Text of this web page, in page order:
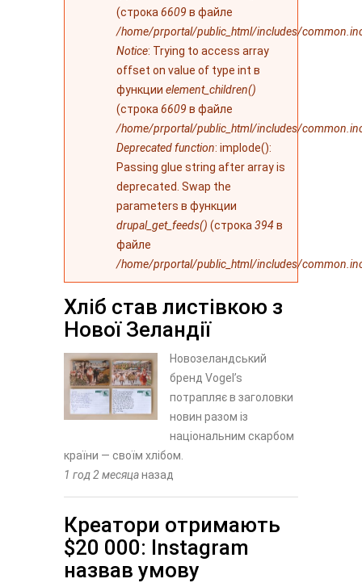
(строка 6609 в файле
/home/prportal/public_html/includes/
Notice: Trying to access array
offset on value of type int в
функции element_children()
(строка 6609 в файле
/home/prportal/public_html/includes/
Deprecated function: implode():
Passing glue string after array is
deprecated. Swap the
parameters в функции
drupal_get_feeds() (строка 394в
файле
/home/prportal/public_html/includes/
Хліб став листівкою з
Нової Зеландії
Новозеландський
бренд Vogel’s
потрапляє в заголовки
новин разом із
національним скарбом
країни — своїм хлібом.
1 год 2 месяцаназад
Креатори отримають
$20 000: Instagram
назвав умову